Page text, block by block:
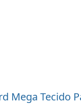
Mega Tecido